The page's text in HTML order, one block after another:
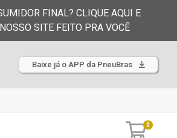
FINAL? CLIQUE AQUI E
SITE FEITO PRA VOCÊ
Baixe já o APP da PneuBras
0